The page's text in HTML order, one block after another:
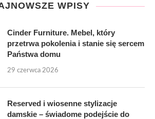
WPISY
Cinder Furniture. Mebel, który
przetrwa pokolenia i stanie się sercem
Państwa domu
29 czerwca 2026
Reserved i wiosenne stylizacje
damskie – świadome podejście do